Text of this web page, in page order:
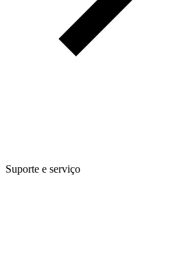
Suporte e serviço